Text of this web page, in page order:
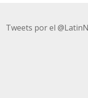
Tweets por el